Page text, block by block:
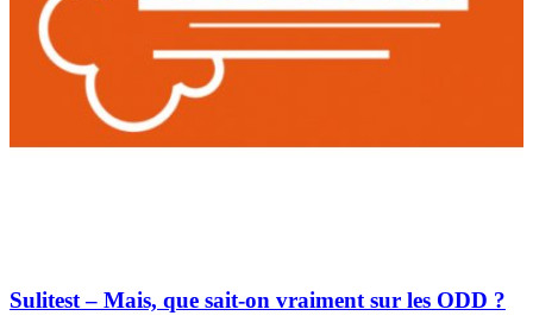
Sulitest – Mais, que sait-on vraiment sur les ODD ?